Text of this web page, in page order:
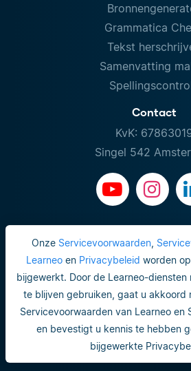
Onze Servicevoorwaarden,
Learneoen Privacybeleid worden
bijgewerkt. Door de Learneo-diensten
te blijven gebruiken, gaat u akkoord
Servicevoorwaarden van Learneo en
en bevestigt u kennis te hebben
bijgewerkte
Grammatica
Tekst
Samenvatting
Contact
KvK:
Singel 542